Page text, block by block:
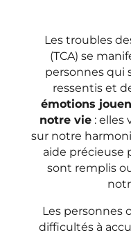
Les troubles
(TCA) se
personnes qui
ressentis et
émotions
notre vie: elles
sur notre
aide précieuse
sont remplis
Les personnes
difficultés à